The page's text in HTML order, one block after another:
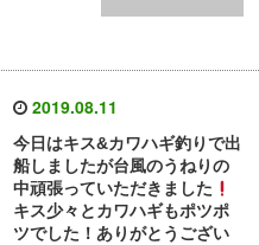
2019.08.11
今日はキス&カワハギ釣りで出
船しましたが台風のうねりの
中頑張っていただきました
キス少々とカワハギもポツポ
ツでした！ありがとうござい